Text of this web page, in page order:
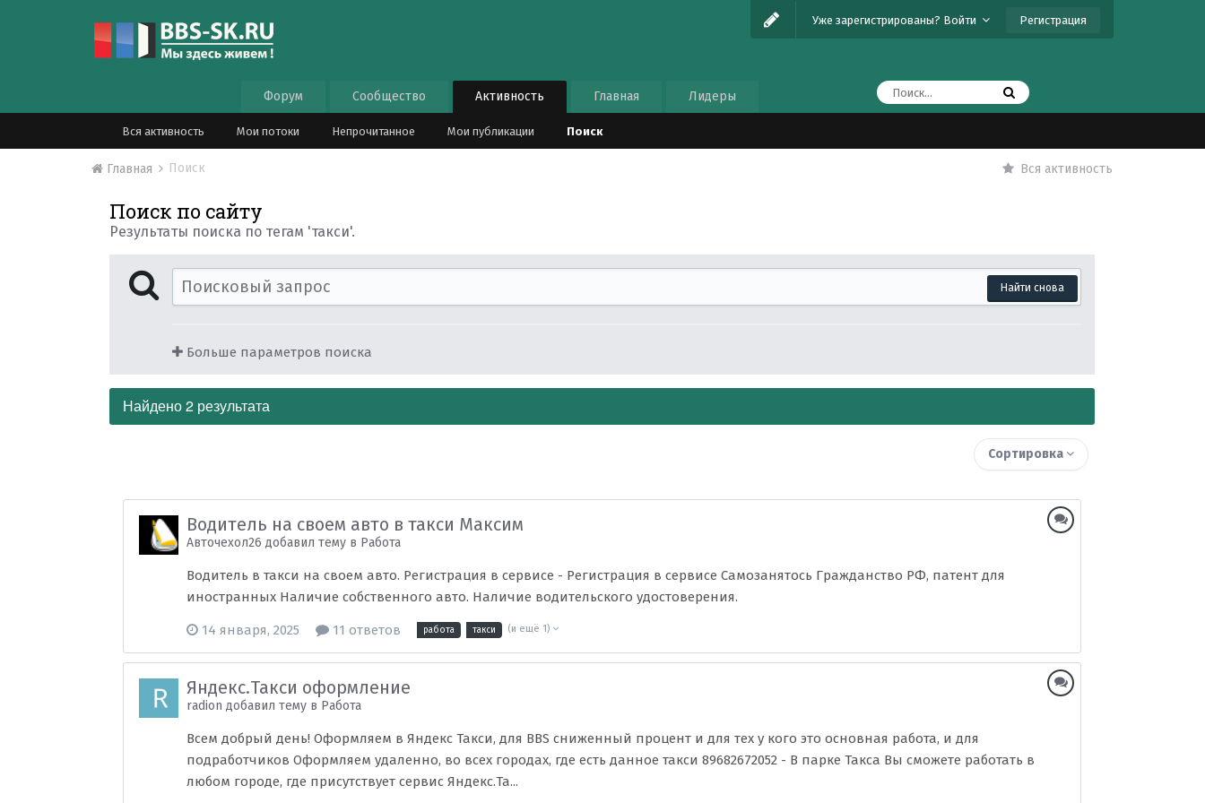
Уже зарегистрированы? Войти Регистрация
Форум Сообщество Активность
Вся активность Мои потоки Непрочитанное Мои публикации Поиск
Главная Лидеры
Вся активность
Главная Поиск
Поиск по сайту
Результаты поиска по тегам 'такси'.
Найти снова
Больше параметров поиска
Найдено 2 результата
Сортировка
Водитель на своем авто в такси Максим
Авточехол26 добавил тему в Рaбoта
Водитель в такси на своем авто. Регистрация в сервисе - Регистрация в сервисе Самозанятось Гражданство РФ, патент для
иностранных Наличие собственного авто. Наличие водительского удостоверения.
14 января, 2025 11 ответов работа такси (и ещё 1)
Яндекс.Такси оформление
radion добавил тему в Рaбoта
Всем добрый день! Оформляем в Яндекс Такси, для BBS сниженный процент и для тех у кого это основная работа, и для
подработчиков Оформляем удаленно, во всех городах, где есть данное такси 89682672052 - В парке Такса Вы сможете работать в
любом городе, где присутствует сервис Яндекс.Та...